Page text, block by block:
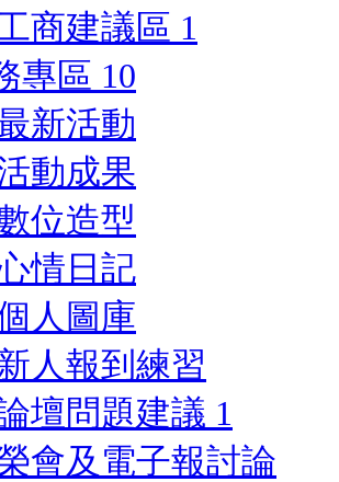
商建議區 1
專區 10
新活動
動成果
位造型
情日記
人圖庫
人報到練習
壇問題建議 1
會及電子報討論